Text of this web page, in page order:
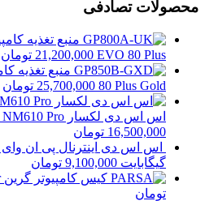
محصولات تصادفی
EVO 80 Plus
21,200,000 تومان
80 Plus Gold
25,700,000 تومان
اس اس دی لکسار M.2 NM610 Pro با ظرفیت 1 ترابایت
16,500,000 تومان
گیگابایت 9,100,000 تومان
کیس کامپیوتر گرین Parsa Mid Tower
تومان